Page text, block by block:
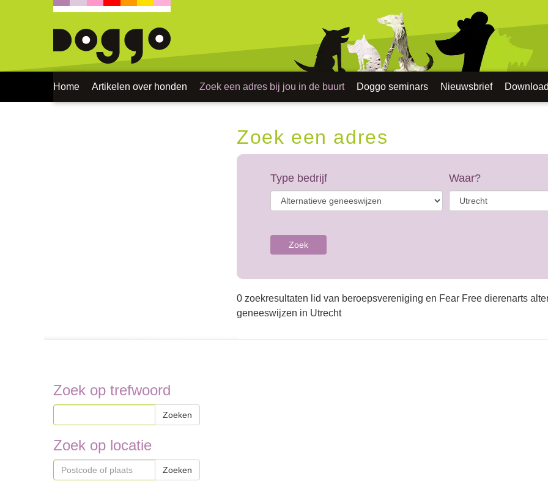
Home Artikelen over honden Zoek een adres bij jou in de buurt Doggo seminars Nieuwsbrief
Zoek een adres
Type bedrijf Waar?
Zoek
0 zoekresultaten lid van beroepsvereniging en Fear Free dierenarts
geneeswijzen in Utrecht
Zoek op trefwoord
Zoeken
Zoek op locatie
Zoeken